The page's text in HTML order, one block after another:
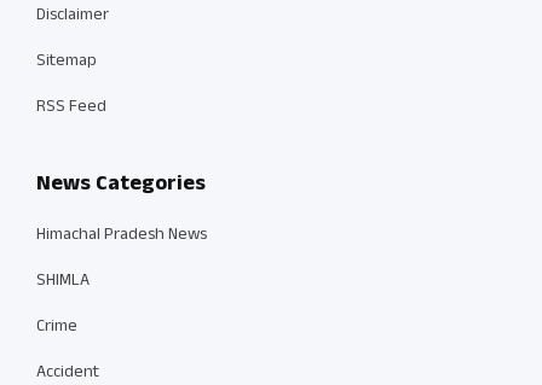
Disclaimer
Sitemap
RSS Feed
News Categories
Himachal Pradesh News
SHIMLA
Crime
Accident